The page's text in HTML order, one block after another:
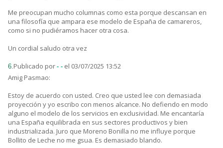
Me preocupan mucho columnas como esta porque descansan en
una filosofía que ampara ese modelo de España de camareros,
como si no pudiéramos hacer otra cosa.
Un cordial saludo otra vez
6.Publicado por - - el 03/07/2025 13:52
Amig Pasmao:
Estoy de acuerdo con usted. Creo que usted lee con demasiada
proyección y yo escribo con menos alcance. No defiendo en modo
alguno el modelo de los servicios en exclusividad. Me encantaría
una España equilibrada en sus sectores productivos y bien
industrializada. Juro que Moreno Bonilla no me influye porque
Bollito de Leche no me gsua. Es demasiado blando.